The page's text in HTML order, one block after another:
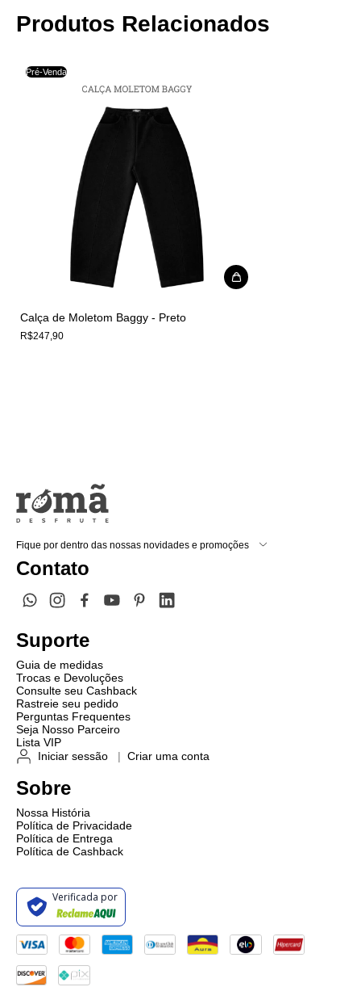
Produtos Relacionados
Pré-Venda
Calça de Moletom Baggy - Preto
R$247,90
Fique por dentro das nossas novidades e promoções
Contato
Suporte
Guia de medidas
Trocas e Devoluções
Consulte seu Cashback
Rastreie seu pedido
Perguntas Frequentes
Seja Nosso Parceiro
Lista VIP
Iniciar sessão
| Criar uma conta
Sobre
Nossa História
Política de Privacidade
Política de Entrega
Política de Cashback
Verificada por